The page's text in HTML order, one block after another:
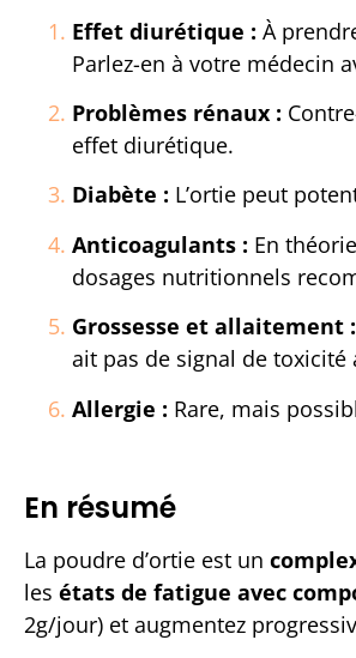
Effet diurétique : À
Parlez-en à votre médecin
Problèmes rénaux :
effet diurétique.
Diabète : L’ortie peut
Anticoagulants : En
dosages nutritionnels
Grossesse et allaitement :
ait pas de signal de toxicité
Allergie : Rare, mais
En résumé
La poudre d’ortie est un
les états de fatigue avec
2g/jour) et augmentez